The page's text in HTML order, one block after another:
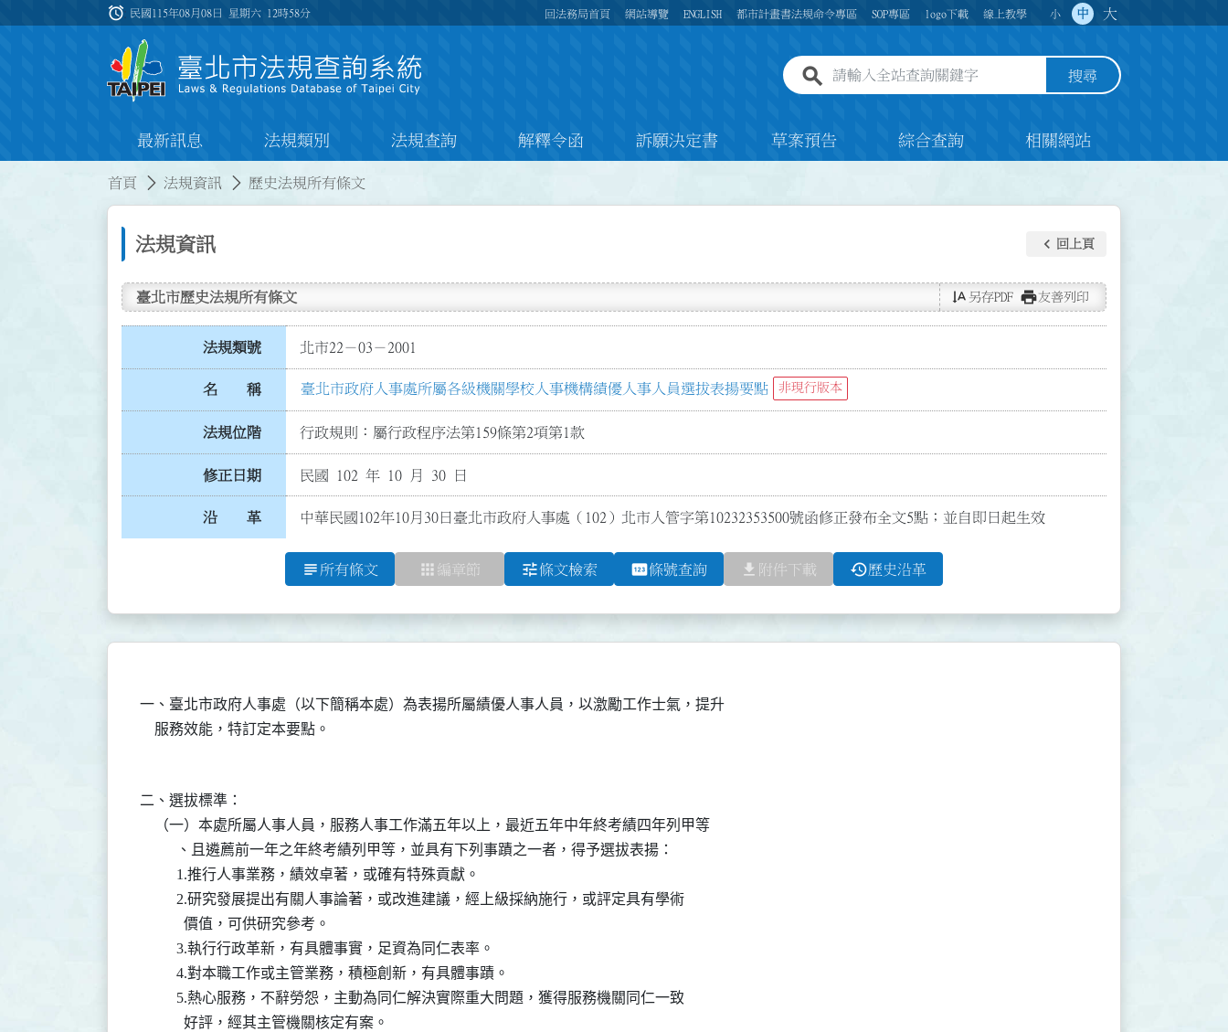
:::
alarm 民國115年08月08日 星期六 12時58分 回法務局首頁 網站導覽 ENGLISH 都市計畫書法規命令專區 SOP專區 logo下載 線上教學 小 中 大
全站查詢關鍵字欄位 搜尋
最新訊息 法規類別 法規查詢 解釋令函 訴願決定書 草案預告 綜合查詢 相關網站
首頁 法規資訊 歷史法規所有條文
法規資訊 keyboard_arrow_left 回上頁
臺北市歷史法規所有條文 text_rotate_vertical 另存PDF print友善列印
法規類號 北市22－03－2001
名 稱 臺北市政府人事處所屬各級機關學校人事機構績優人事人員選拔表揚要點 非現行版本
法規位階 行政規則：屬行政程序法第159條第2項第1款
修正日期 民國 102 年 10 月 30 日
沿 革 中華民國102年10月30日臺北市政府人事處（102）北市人管字第10232353500號函修正發布全文5點；並自即日起生效
subject 所有條文 apps 編章節 tune條文檢索 pin條號查詢 file_download 附件下載 history歷史沿革
一、臺北市政府人事處（以下簡稱本處）為表揚所屬績優人事人員，以激勵工作士氣，提升
二、選拔標準：
    （一）本處所屬人事人員，服務人事工作滿五年以上，最近五年中年終考績四年列甲等
          、且遴薦前一年之年終考績列甲等，並具有下列事蹟之一者，得予選拔表揚：
          1.推行人事業務，績效卓著，或確有特殊貢獻。
          2.研究發展提出有關人事論著，或改進建議，經上級採納施行，或評定具有學術
            價值，可供研究參考。
          3.執行行政革新，有具體事實，足資為同仁表率。
          4.對本職工作或主管業務，積極創新，有具體事蹟。
          5.熱心服務，不辭勞怨，主動為同仁解決實際重大問題，獲得服務機關同仁一致
            好評，經其主管機關核定有案。